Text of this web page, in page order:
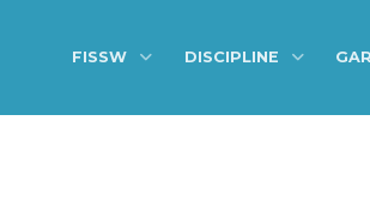
FISSW DISCIPLINE